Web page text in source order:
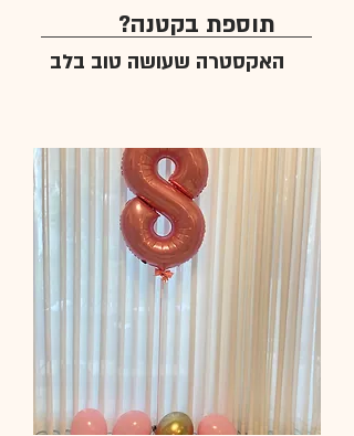
תוספת בקטנה?
האקסטרה שעושה טוב בלב